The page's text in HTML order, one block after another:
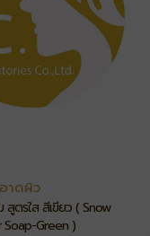
าดผิว
ตรใส สีเขียว ( Snow
Soap-Green )